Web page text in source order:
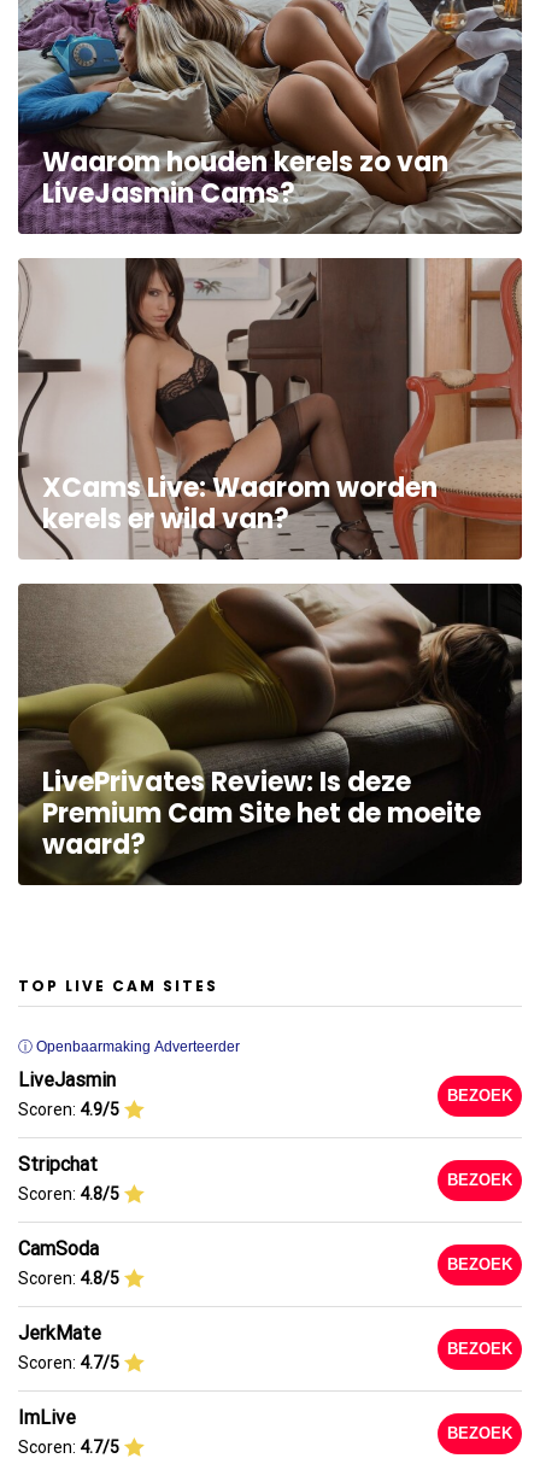
Waarom houden kerels zo van
LiveJasmin Cams?
XCams Live: Waarom worden
kerels er wild van?
LivePrivates Review: Is deze
Premium Cam Site het de moeite
waard?
TOP LIVE CAM SITES
ⓘ Openbaarmaking Adverteerder
LiveJasmin
Scoren: 4.9/5
BEZOEK
Stripchat
Scoren: 4.8/5
BEZOEK
CamSoda
Scoren: 4.8/5
BEZOEK
JerkMate
Scoren: 4.7/5
BEZOEK
ImLive
Scoren: 4.7/5
BEZOEK